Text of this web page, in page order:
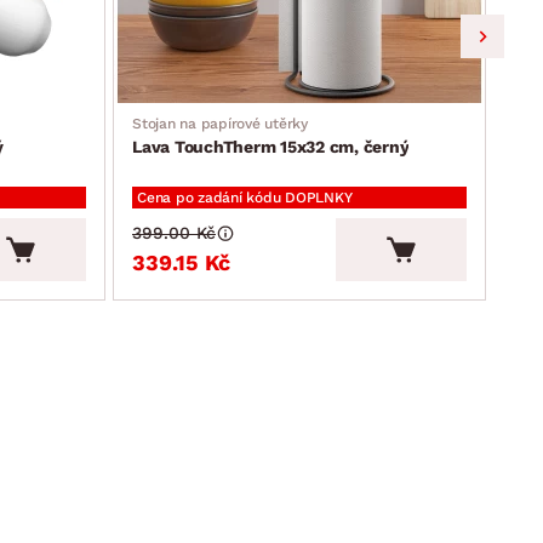
Stojan na papírové utěrky
Lava TouchTherm 15x32 cm, černý
Cena po zadání kódu DOPLNKY
339.15 Kč
399.00 Kč